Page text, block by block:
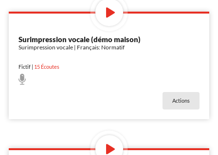
Surimpression vocale (démo maison)
Surimpression vocale | Français: Normatif
Fictif| 15Écoutes
Actions